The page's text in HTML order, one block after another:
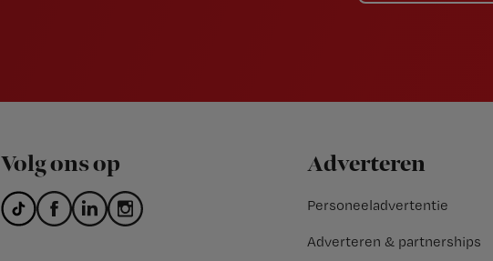
Volg ons op Adverteren
Personeeladvertentie
Adverteren & partnerships